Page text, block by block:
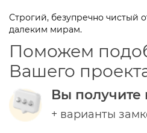
Строгий, безупречно чистый
далеким мирам.
Поможем
Вашего
Вы получите
+ варианты